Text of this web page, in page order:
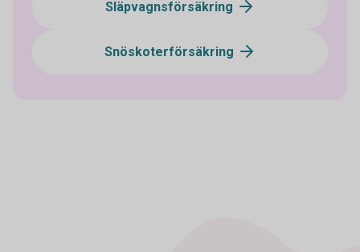
Släpvagnsförsäkring
Snöskoterförsäkring